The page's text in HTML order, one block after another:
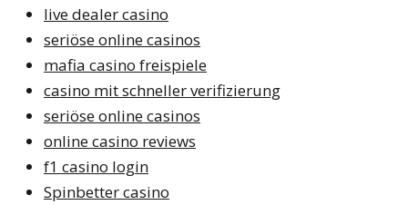
live dealer casino
seriöse online casinos
mafia casino freispiele
casino mit schneller verifizierung
seriöse online casinos
online casino reviews
f1 casino login
Spinbetter casino